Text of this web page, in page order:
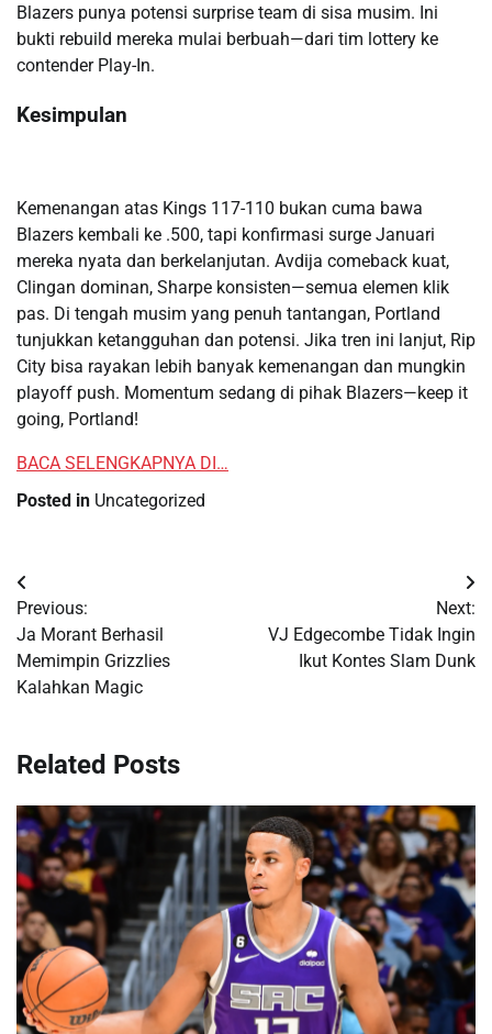
Blazers punya potensi surprise team di sisa musim. Ini
bukti rebuild mereka mulai berbuah—dari tim lottery ke
contender Play-In.
Kesimpulan
Kemenangan atas Kings 117-110 bukan cuma bawa
Blazers kembali ke .500, tapi konfirmasi surge Januari
mereka nyata dan berkelanjutan. Avdija comeback kuat,
Clingan dominan, Sharpe konsisten—semua elemen klik
pas. Di tengah musim yang penuh tantangan, Portland
tunjukkan ketangguhan dan potensi. Jika tren ini lanjut, Rip
City bisa rayakan lebih banyak kemenangan dan mungkin
playoff push. Momentum sedang di pihak Blazers—keep it
going, Portland!
BACA SELENGKAPNYA DI…
Posted in Uncategorized
Post
navigation
Previous:
Ja Morant Berhasil
Memimpin Grizzlies
Kalahkan Magic
Next:
VJ Edgecombe Tidak Ingin
Ikut Kontes Slam Dunk
Related Posts